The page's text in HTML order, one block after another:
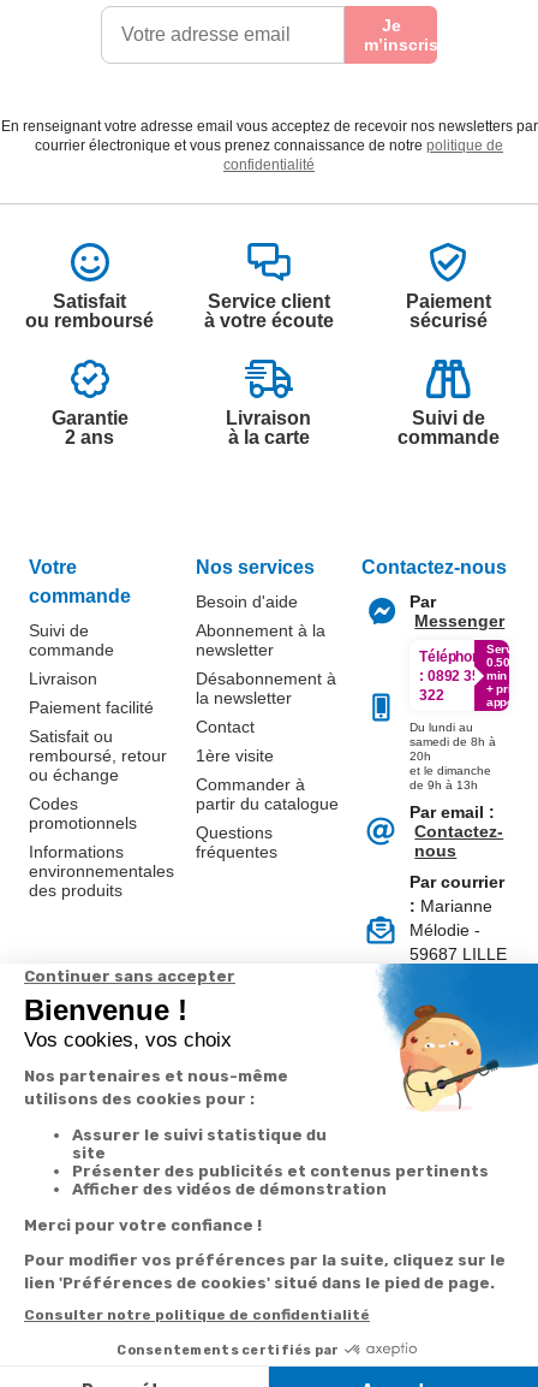
Je
m’inscris
En renseignant votre adresse email vous acceptez de recevoir nos newsletters par
courrier électronique et vous prenez connaissance de notre politique de
confidentialité
Satisfait
ou remboursé
Service client
à votre écoute
Paiement
sécurisé
Garantie
2 ans
Livraison
à la carte
Suivi de
commande
Votre
commande
Suivi de
commande
Livraison
Paiement facilité
Satisfait ou
remboursé, retour
ou échange
Codes
promotionnels
Informations
environnementales
des produits
Nos services
Besoin d'aide
Abonnement à la
newsletter
Désabonnement à
la newsletter
Contact
1ère visite
Commander à
partir du catalogue
Questions
fréquentes
A propos de
nous
Avis Clients
Contactez-nous
Par
Messenger
Téléphone
: 0892 350
322
Service
0.50€ /
min
+ prix
appel
Du lundi au
samedi de 8h à
20h
et le dimanche
de 9h à 13h
Par email :
Contactez-
nous
Par courrier
: Marianne
Mélodie -
59687 LILLE
Suivez-nous
Données
personnelles et
cookies
Paramétrer
vente